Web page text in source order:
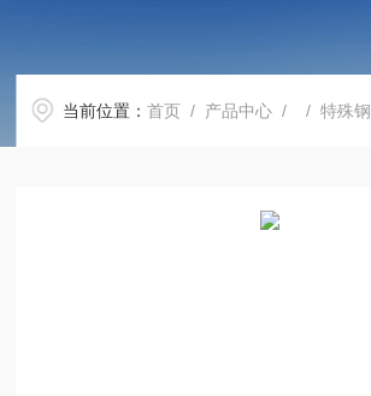
当前位置：首页 / 产品中心 / /特殊钢